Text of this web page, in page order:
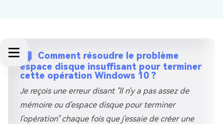
Comment résoudre le problème
espace disque insuffisant pour terminer
cette opération Windows 10 ?
Je reçois une erreur disant "Il n'y a pas assez de
mémoire ou d'espace disque pour terminer
l'opération" chaque fois que j'essaie de créer une